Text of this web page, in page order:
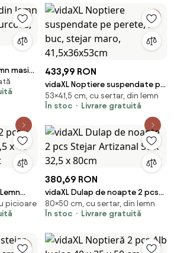
masiv
433,99 RON
vidaXL Noptiere suspendate pe
perete, 2 buc, stejar maro,
41,5x36x53cm
53×41,5 cm, cu sertar, din lemn
În stoc
Livrare gratuită
Lemn
picioare
380,69 RON
vidaXL Dulap de noapte 2 pcs
Stejar Artizanal 50 x 32,5 x
80cm
80×50 cm, cu sertar, din lemn
În stoc
Livrare gratuită